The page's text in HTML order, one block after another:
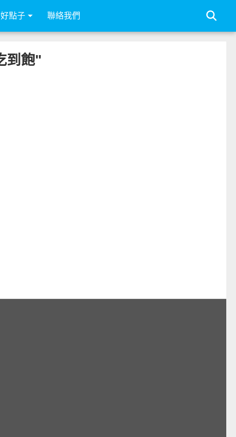
點子 聯絡我們
到飽"